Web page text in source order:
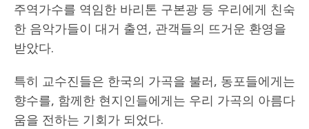
주역가수를 역임한 바리톤 구본광 등 우리에게 친숙
한 음악가들이 대거 출연, 관객들의 뜨거운 환영을
받았다.
특히 교수진들은 한국의 가곡을 불러, 동포들에게는
향수를, 함께한 현지인들에게는 우리 가곡의 아름다
움을 전하는 기회가 되었다.